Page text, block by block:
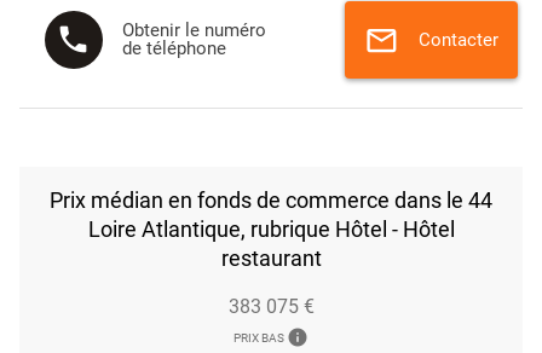
phone
Obtenir le numéro
de téléphone
mail Contacter
Prix médian en fonds de commerce dans le 44
Loire Atlantique, rubrique Hôtel - Hôtel
restaurant
383 075 €
PRIX BAS info